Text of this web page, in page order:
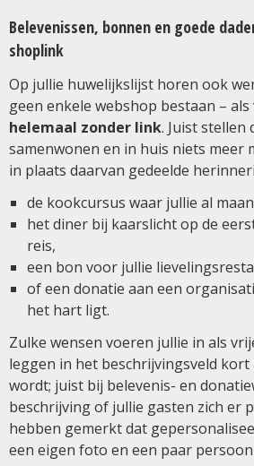
Belevenissen, bonnen en goede
shoplink
Op jullie huwelijkslijst horen ook
geen enkele webshop bestaan – als
helemaal zonder link. Juist stellen
samenwonen en in huis niets meer
in plaats daarvan gedeelde
de kookcursus waar jullie al
het diner bij kaarslicht op de
reis,
een bon voor jullie
of een donatie aan een
het hart ligt.
Zulke wensen voeren jullie in als
leggen in het beschrijvingsveld
wordt; juist bij belevenis- en
beschrijving of jullie gasten zich er
hebben gemerkt dat
een eigen foto en een paar